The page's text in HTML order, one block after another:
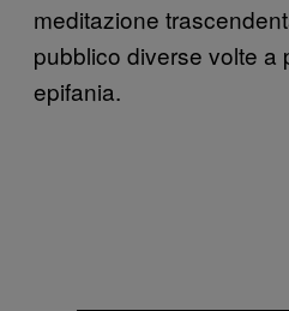
meditazione
pubblico diverse volte a
epifania.